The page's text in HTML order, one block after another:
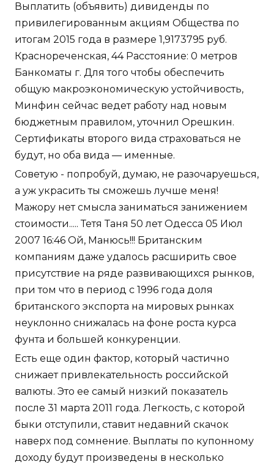
Выплатить (объявить) дивиденды по
привилегированным акциям Общества по
итогам 2015 года в размере 1,9173795 руб.
Краснореченская, 44 Расстояние: 0 метров
Банкоматы г. Для того чтобы обеспечить
общую макроэкономическую устойчивость,
Минфин сейчас ведет работу над новым
бюджетным правилом, уточнил Орешкин.
Сертификаты второго вида страховаться не
будут, но оба вида — именные.
Советую - попробуй, думаю, не разочаруешься,
а уж украсить ты сможешь лучше меня!
Мажору нет смысла заниматься занижением
стоимости..... Тетя Таня 50 лет Одесса 05 Июл
2007 16:46 Ой, Манюсь!!! Британским
компаниям даже удалось расширить свое
присутствие на ряде развивающихся рынков,
при том что в период с 1996 года доля
британского экспорта на мировых рынках
неуклонно снижалась на фоне роста курса
фунта и большей конкуренции.
Есть еще один фактор, который частично
снижает привлекательность российской
валюты. Это ее самый низкий показатель
после 31 марта 2011 года. Легкость, с которой
быки отступили, ставит недавний скачок
наверх под сомнение. Выплаты по купонному
доходу будут произведены в несколько